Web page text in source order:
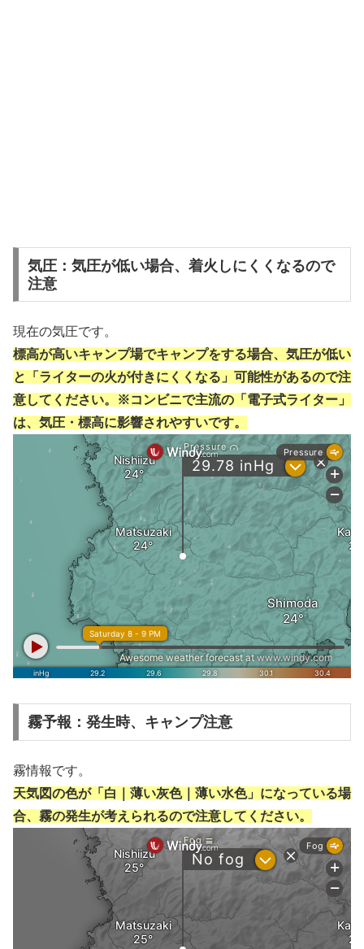
気圧：気圧が低い場合、着火しにくくなるので
注意
現在の気圧です。
標高が高いキャンプ場でキャンプをする場合、気圧が低い
と「ライターの火が付きにくくなる」可能性があるので注
意してください。※コンビニで主流の「電子式ライター」
は、気圧・標高に影響されやすいです。
霧予報：発生時、キャンプ注意
霧情報です。
天気図の色が「白｜薄い灰色｜薄い水色」になっている場
合、霧の発生が考えられるので注意してください。